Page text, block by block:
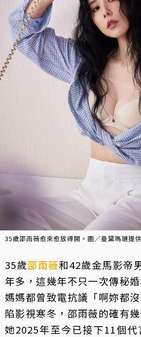
35歲邵雨薇愈來愈放得開。圖／曼黛瑪璉提供
35歲邵雨薇和42歲金馬影帝
年多，這幾年不只一次傳秘
媽媽都曾致電抗議「啊妳都
陷影視寒冬，邵雨薇的確有
她2025年至今已接下11個代